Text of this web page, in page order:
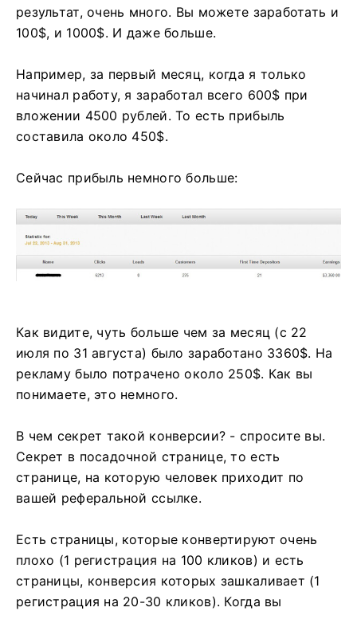
результат, очень много. Вы можете заработать и
100$, и 1000$. И даже больше.
Например, за первый месяц, когда я только
начинал работу, я заработал всего 600$ при
вложении 4500 рублей. То есть прибыль
составила около 450$.
Сейчас прибыль немного больше:
Как видите, чуть больше чем за месяц (с 22
июля по 31 августа) было заработано 3360$. На
рекламу было потрачено около 250$. Как вы
понимаете, это немного.
В чем секрет такой конверсии? - спросите вы.
Секрет в посадочной странице, то есть
странице, на которую человек приходит по
вашей реферальной ссылке.
Есть страницы, которые конвертируют очень
плохо (1 регистрация на 100 кликов) и есть
страницы, конверсия которых зашкаливает (1
регистрация на 20-30 кликов). Когда вы